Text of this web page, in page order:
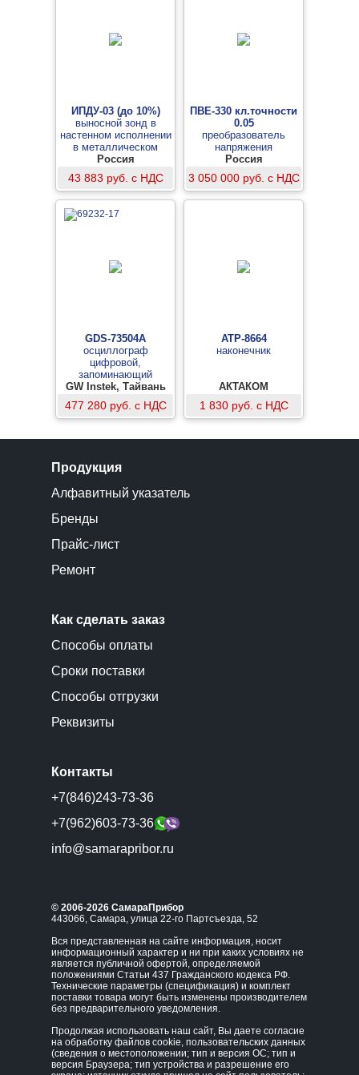
ИПДУ-03 (до 10%)
выносной зонд в
настенном исполнении
в металлическом
корпусе «микрофон»
без компрессора
Россия
43 883 руб. с НДС
ПВЕ-330 кл.точности
0.05
преобразователь
напряжения
высоковольтный
емкостной
Россия
3 050 000 руб. с НДС
GDS-73504A
осциллограф
цифровой,
запоминающий
GW Instek, Тайвань
477 280 руб. с НДС
АТР-8664
наконечник
АКТАКОМ
1 830 руб. с НДС
Продукция
Алфавитный указатель
Бренды
Прайс-лист
Ремонт
Как сделать заказ
Способы оплаты
Сроки поставки
Способы отгрузки
Реквизиты
Контакты
+7(846)243-73-36
+7(962)603-73-36
info@samarapribor.ru
© 2006-2026 СамараПрибор
443066, Самара, улица 22-го Партсъезда, 52
Вся представленная на сайте информация, носит
информационный характер и ни при каких условиях не
является публичной офертой, определяемой
положениями Статьи 437 Гражданского кодекса РФ.
Технические параметры (спецификация) и комплект
поставки товара могут быть изменены производителем
без предварительного уведомления.
Продолжая использовать наш сайт, Вы даете согласие
на обработку файлов cookie, пользовательских данных
(сведения о местоположении; тип и версия ОС; тип и
версия Браузера; тип устройства и разрешение его